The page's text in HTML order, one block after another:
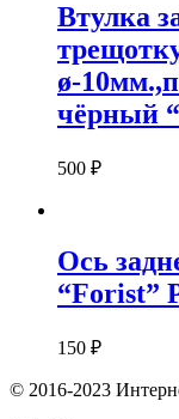
Втулка
ø-
чёрный
500 ₽
Ось
“Forist”
150 ₽
© 2016-2023